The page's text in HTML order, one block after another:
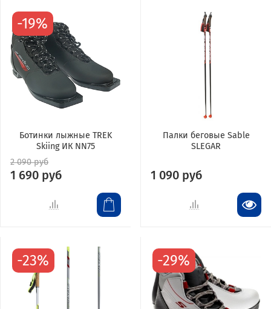
-19%
Ботинки лыжные TREK
Skiing ИК NN75
2 090 руб
1 690 руб
Палки беговые Sable
SLEGAR
1 090 руб
-23% -29%